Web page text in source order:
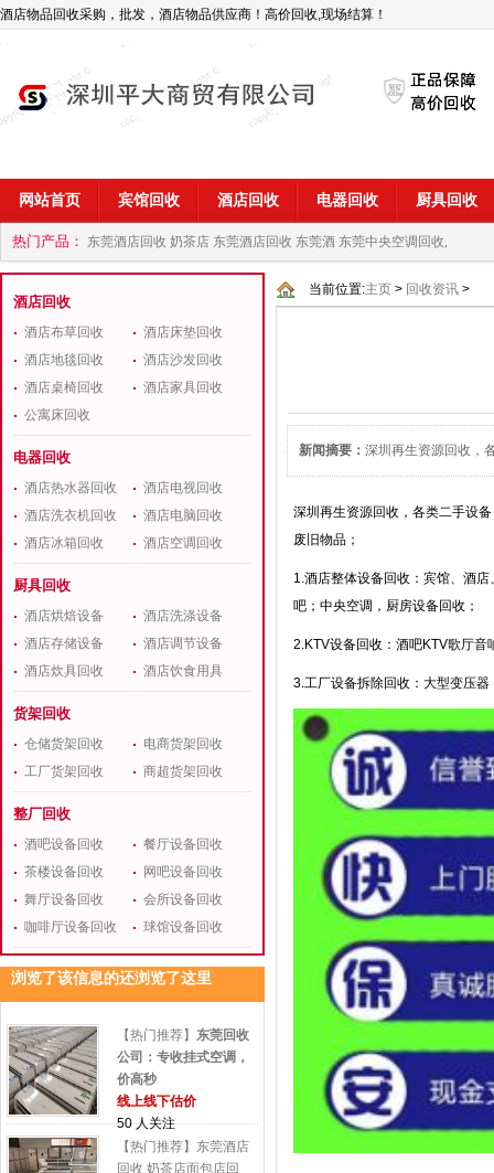
酒店物品回收采购，批发，酒店物品供应商！高价回收,现场结算！
网站首页 宾馆回收 酒店回收 电器回收 厨具回收
热门产品： 东莞酒店回收 奶茶店 东莞酒店回收 东莞酒 东莞中央空调回收,
商 深圳酒店用品回收公司
酒店回收
酒店布草回收
酒店床垫回收
酒店地毯回收
酒店沙发回收
酒店桌椅回收
酒店家具回收
公寓床回收
电器回收
酒店热水器回收
酒店电视回收
酒店洗衣机回收
酒店电脑回收
酒店冰箱回收
酒店空调回收
厨具回收
酒店烘焙设备
酒店洗涤设备
酒店存储设备
酒店调节设备
酒店炊具回收
酒店饮食用具
货架回收
仓储货架回收
电商货架回收
工厂货架回收
商超货架回收
整厂回收
酒吧设备回收
餐厅设备回收
茶楼设备回收
网吧设备回收
舞厅设备回收
会所设备回收
咖啡厅设备回收
球馆设备回收
浏览了该信息的还浏览了这里
【热门推荐】 东莞回收
公司：专收挂式空调，
价高秒
线上线下估价
50 人关注
【热门推荐】东莞酒店
回收 奶茶店面包店回
当前位置:主页 > 回收资讯 >
新闻摘要： 深圳再生资源回收，
深圳再生资源回收，各类二手设
废旧物品；
1.酒店整体设备回收：宾馆、酒
吧；中央空调，厨房设备回收；
2.KTV设备回收：酒吧KTV歌厅
3.工厂设备拆除回收：大型变压